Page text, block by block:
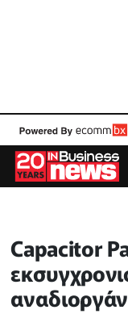
Capacitor